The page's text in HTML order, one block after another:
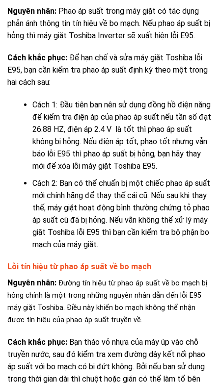
Nguyên nhân: Phao áp suất trong máy giặt có tác dụng
phản ánh thông tin tín hiệu về bo mạch. Nếu phao áp suất bị
hỏng thì máy giặt Toshiba Inverter sẽ xuất hiện lỗi E95.
Cách khắc phục: Để hạn chế và sửa máy giặt Toshiba lỗi
E95, bạn cần kiểm tra phao áp suất định kỳ theo một trong
hai cách sau:
Cách 1: Đầu tiên bạn nên sử dụng đồng hồ điện năng
để kiểm tra điện áp của phao áp suất nếu tần số đạt
26.88 HZ, điện áp 2.4 V là tốt thì phao áp suất
không bị hỏng. Nếu điện áp tốt, phao tốt nhưng vẫn
báo lỗi E95 thì phao áp suất bị hỏng, bạn hãy thay
mới để xóa lỗi máy giặt Toshiba E95.
Cách 2: Bạn có thể chuẩn bị một chiếc phao áp suất
mới chính hãng để thay thế cái cũ. Nếu sau khi thay
thế, máy giặt hoạt động bình thường chứng tỏ phao
áp suất cũ đã bị hỏng. Nếu vẫn không thể xử lý máy
giặt Toshiba lỗi E95 thì bạn cần kiểm tra bộ phận bo
mạch của máy giặt.
Lỗi tín hiệu từ phao áp suất về bo mạch
Nguyên nhân: Đường tín hiệu từ phao áp suất về bo mạch bị
hỏng chính là một trong những nguyên nhân dẫn đến lỗi E95
máy giặt Toshiba. Điều này khiến bo mạch không thể nhận
được tín hiệu của phao áp suất truyền về.
Cách khắc phục: Bạn tháo vỏ nhựa của máy úp vào chỗ
truyền nước, sau đó kiểm tra xem đường dây kết nối phao
áp suất với bo mạch có bị đứt không. Bởi nếu bạn sử dụng
trong thời gian dài thì chuột hoặc gián có thể làm tổ bên